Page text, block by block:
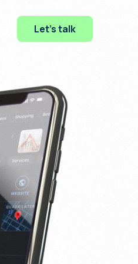
Let's talk